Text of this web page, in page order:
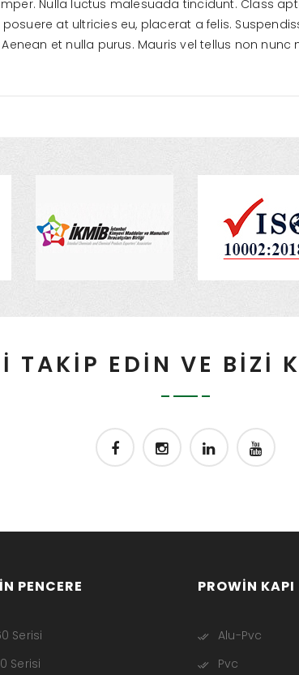
Nulla luctus malesuada tincidunt. Class
at ultricies eu, placerat a felis.
et nulla purus. Mauris vel tellus non nunc
TAKİP EDİN VE BİZİ
PENCERE
Serisi
Serisi
PROWIN KAPI
Alu-Pvc
Pvc